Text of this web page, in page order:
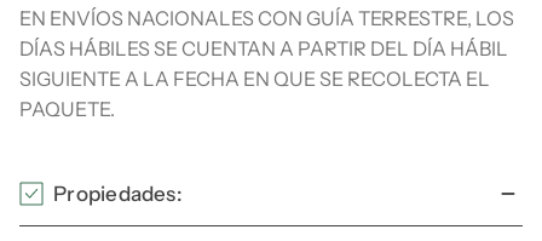
EN ENVÍOS NACIONALES CON GUÍA TERRESTRE, LOS
DÍAS HÁBILES SE CUENTAN A PARTIR DEL DÍA HÁBIL
SIGUIENTE A LA FECHA EN QUE SE RECOLECTA EL
PAQUETE.
Propiedades: